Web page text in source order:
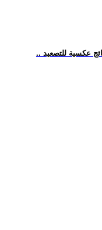
عكسية للتصعيد